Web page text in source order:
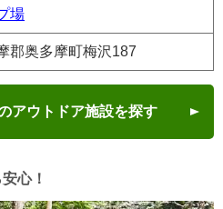
場
郡奥多摩町梅沢187
アウトドア施設を探す
心！